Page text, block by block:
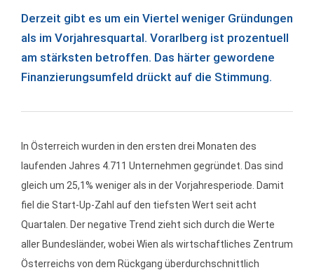
Derzeit gibt es um ein Viertel weniger Gründungen
als im Vorjahresquartal. Vorarlberg ist prozentuell
am stärksten betroffen. Das härter gewordene
Finanzierungsumfeld drückt auf die Stimmung.
In Österreich wurden in den ersten drei Monaten des
laufenden Jahres 4.711 Unternehmen gegründet. Das sind
gleich um 25,1% weniger als in der Vorjahresperiode. Damit
fiel die Start-Up-Zahl auf den tiefsten Wert seit acht
Quartalen. Der negative Trend zieht sich durch die Werte
aller Bundesländer, wobei Wien als wirtschaftliches Zentrum
Österreichs von dem Rückgang überdurchschnittlich